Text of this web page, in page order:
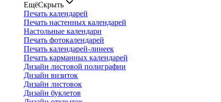
ЕщёСкрыть
Печать календарей
Печать настенных календарей
Настольные календари
Печать фотокалендарей
Печать календарей-линеек
Печать карманных календарей
Дизайн листовой полиграфии
Дизайн визиток
Дизайн листовок
Дизайн буклетов